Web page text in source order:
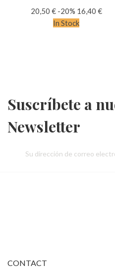
20,50 € -20% 16,40 €
In Stock
Suscríbete a
Newsletter
CONTACT